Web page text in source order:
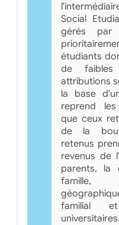
Social
gérés par
étudiants
de faibles
attributions
la base
reprend
que ceux
de la
retenus
revenus de
parents, la
famille,
familial
universitaires.